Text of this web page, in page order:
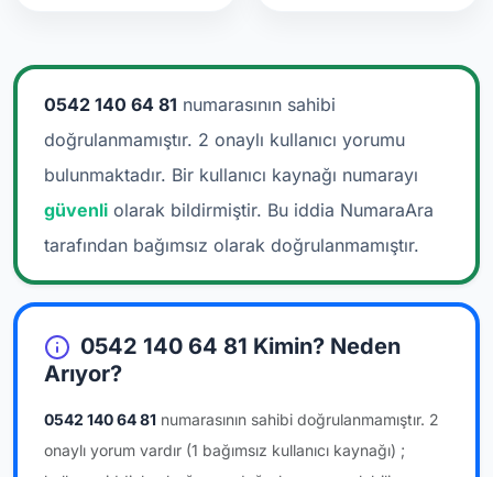
0542 140 64 81 numarasının sahibi
doğrulanmamıştır. 2 onaylı kullanıcı yorumu
bulunmaktadır. Bir kullanıcı kaynağı numarayı
güvenli olarak bildirmiştir. Bu iddia NumaraAra
tarafından bağımsız olarak doğrulanmamıştır.
0542 140 64 81 Kimin? Neden
Arıyor?
0542 140 64 81 numarasının sahibi doğrulanmamıştır. 2
onaylı yorum vardır (1 bağımsız kullanıcı kaynağı) ;